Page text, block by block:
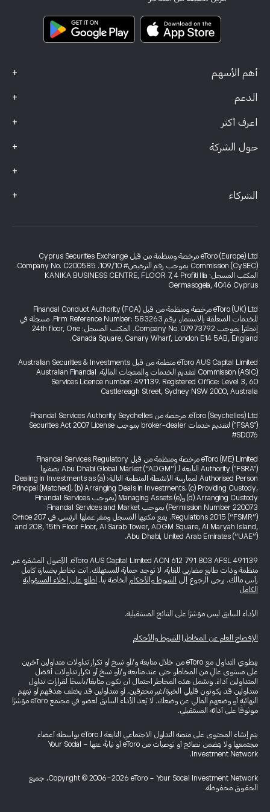
أهم الأسهم +
الدعم +
اعرف أكثر +
حول الشركة +
+
وثائق المعلومات الرئيسية
بيانات الشكاوى (عملاء FCA)
الشركاء +
eToro (Europe) Ltd مرخصة ومنظمة من قبل Cyprus Securities Exchange
Commission (CySEC) بموجب رقم الترخيص# 109/10. Company No. C200585.
المكتب المسجل: KANIKA BUSINESS CENTRE, FLOOR 7, 4 Profiti Ilia
Germasogeia, 4046 Cyprus
eToro (UK) Ltd مرخصة ومنظمة من قبل Financial Conduct Authority (FCA)
للخدمات المتعلقة بالاستثمار، برقم Firm Reference Number: 583263. مسجلة في
إنجلترا بموجب Company No. 07973792. المكتب المسجل: 24th floor, One
Canada Square, Canary Wharf, London E14 5AB, England.
eToro AUS Capital Limited منظمة من قبل Australian Securities & Investments
Commission (ASIC) لتقديم الخدمات والمنتجات المالية. Australian Financial
Services Licence number: 491139. Registered Office: Level 3, 60
Castlereagh Street, Sydney NSW 2000, Australia
eToro (Seychelles) Ltd. مرخصة من Financial Services Authority Seychelles
("FSAS") لتقديم خدمات broker-dealer بموجب Securities Act 2007 License
#SD076
eToro (ME) Limited مرخصة ومنظمة من قبل Financial Services Regulatory
Authority ("FSRA") التابعة لـ Abu Dhabi Global Market (“ADGM”) بصفتها
Authorised Person لممارسة الأنشطة المنظمة التالية: (a) Dealing in Investments as
Principal (Matched)، (b) Arranging Deals in Investments، (c) Providing Custody،
(d) Arranging Custody و(e) Managing Assets (بموجب Financial Services
Permission Number 220073) بموجب Financial Services and Market
Regulations 2015 (“FSMR”). يقع مكتبها المسجل ومقر عملها الرئيسي في Office 207
and 208, 15th Floor Floor, Al Sarab Tower, ADGM Square, Al Maryah Island,
Abu Dhabi, United Arab Emirates (“UAE”).
eToro AUS Capital Limited ACN 612 791 803 AFSL 491139. الأصول المشفرة غير
منظمة وذات طابع مضاربي للغاية. لا توجد حماية للمستهلك. أنت تخاطر بخسارة كامل
رأس مالك. يرجى الرجوع إلى الشروط والأحكام الخاصة بنا. اطلع على إخلاء المسؤولية
الكامل
الأداء السابق ليس مؤشرًا على النتائج المستقبلية.
الإفصاح العام عن المخاطر الشروط والأحكام
ينطوي التداول مع eToro من خلال متابعة و/أو نسخ أو تكرار تداولات متداولين آخرين
على مستوى عالٍ من المخاطر، حتى عند متابعة و/أو نسخ أو تكرار تداولات أفضل
المتداولين أداءً. وتشمل هذه المخاطر احتمال أن تكون متابعًا/ناسخًا لقرارات تداول
متداولين قد يكونون قليلي الخبرة/غير محترفين، أو متداولين قد يختلف هدفهم أو نيتهم
النهائية أو وضعهم المالي عن وضعك. لا يُعد الأداء السابق لعضو في مجتمع eToro مؤشرًا
موثوقًا على أدائه المستقبلي.
يتم إنشاء المحتوى على منصة التداول الاجتماعي التابعة لـ eToro بواسطة أعضاء
مجتمعها ولا يتضمن نصائح أو توصيات من eToro أو نيابةً عنها - Your Social
Investment Network.
Copyright © 2006-2026 eToro - Your Social Investment Network، جميع
الحقوق محفوظة.